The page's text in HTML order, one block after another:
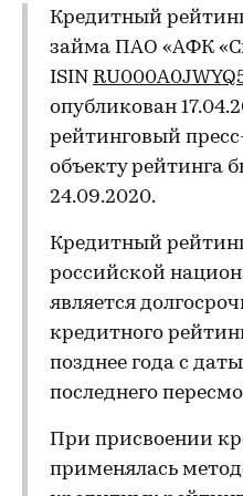
Кредитный
займа ПАО «АФК
ISIN
опубликован
рейтинговый
объекту рейтинга
24.09.2020.
Кредитный
российской
является
кредитного
позднее года с
последнего
При присвоении
применялась